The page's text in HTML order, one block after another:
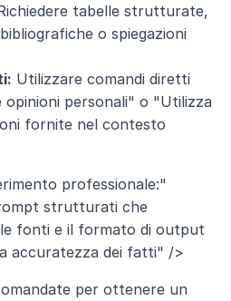
tabelle strutturate,
o spiegazioni
Utilizzare comandi diretti
personali" o "Utilizza
fornite nel contesto
professionale:"
strutturati che
fonti e il formato di output
accuratezza dei fatti" />
per ottenere un